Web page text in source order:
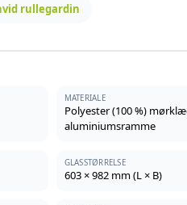
rullegardin
MATERIALE
Polyester (100 %)
aluminiumsramme
GLASSTØRRELSE
603 × 982 mm (L × B)